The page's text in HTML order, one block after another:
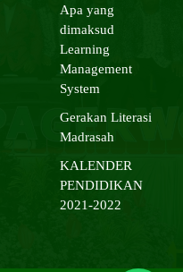
Apa yang
dimaksud
Learning
Management
System
Gerakan Literasi
Madrasah
KALENDER
PENDIDIKAN
2021-2022